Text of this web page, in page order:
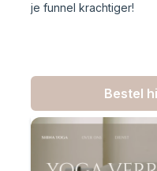
je funnel krachtiger!
Bestel